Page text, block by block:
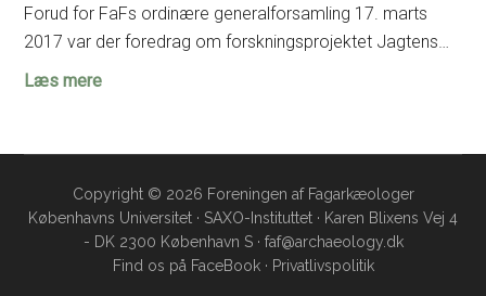
Forud for FaFs ordinære generalforsamling 17. marts
2017 var der foredrag om forskningsprojektet Jagtens…
Læs mereIntet
spilde
–
Jagtens
arkæologi
Copyright © 2026 Foreningen af Fagarkæologer
Københavns Universitet · SAXO-Instituttet · Karen Blixens Vej 4
- DK 2300 København S · faf@archaeology.dk
Find os på FaceBook· Privatlivspolitik